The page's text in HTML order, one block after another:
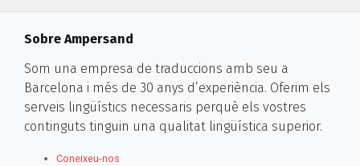
Sobre Ampersand
Som una empresa de traduccions amb seu a
Barcelona i més de 30 anys d’experiència. Oferim els
serveis lingüístics necessaris perquè els vostres
continguts tinguin una qualitat lingüística superior.
Coneixeu-nos